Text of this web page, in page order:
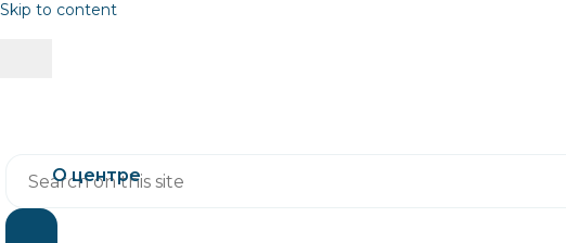
Skip to content
О центре